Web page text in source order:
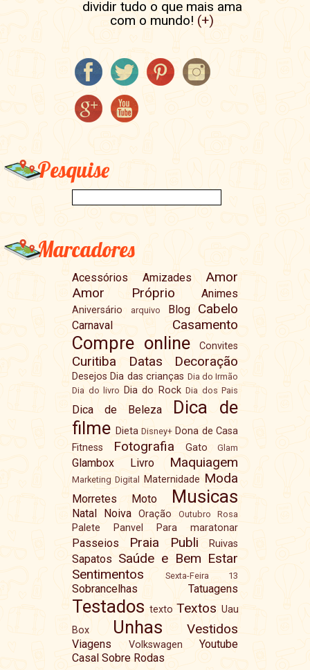
dividir tudo o que mais ama
com o mundo! (+)
Pesquise
Marcadores
Acessórios Amizades
Amor
Amor Próprio
Animes
Aniversário arquivo Blog Cabelo
Carnaval Casamento
Compre online Convites
Curitiba Datas Decoração
Desejos Dia das crianças Dia do Irmão
Dia do livro Dia do Rock Dia dos Pais
Dica de Beleza
Dica de
filme Dieta Disney+ Dona de Casa
Fitness
Fotografia Gato Glam
Glambox Livro Maquiagem
Marketing Digital Maternidade Moda
Morretes Moto Musicas
Natal Noiva Oração Outubro Rosa
Palete Panvel Para maratonar
Passeios Praia Publi Ruivas
Sapatos Saúde e Bem Estar
Sentimentos
Sexta-Feira 13
Sobrancelhas Tatuagens
Testados texto Textos Uau
Box
Unhas Vestidos
Viagens Volkswagen
Youtube
Casal Sobre Rodas